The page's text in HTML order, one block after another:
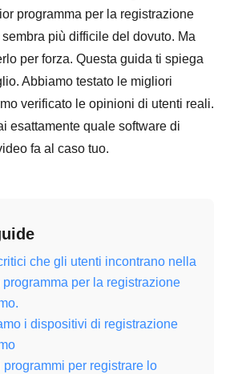
programma per la registrazione
più difficile del dovuto. Ma
per forza. Questa guida ti spiega
Abbiamo testato le migliori
verificato le opinioni di utenti reali.
esattamente quale software di
fa al caso tuo.
che gli utenti incontrano nella
per la registrazione
i dispositivi di registrazione
programmi per registrare lo